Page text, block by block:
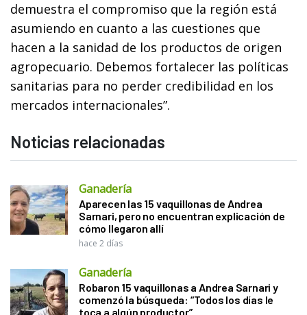
demuestra el compromiso que la región está
asumiendo en cuanto a las cuestiones que
hacen a la sanidad de los productos de origen
agropecuario. Debemos fortalecer las políticas
sanitarias para no perder credibilidad en los
mercados internacionales”.
Noticias relacionadas
Ganadería
Aparecen las 15 vaquillonas de Andrea
Sarnari, pero no encuentran explicación de
cómo llegaron allí
hace 2 días
Ganadería
Robaron 15 vaquillonas a Andrea Sarnari y
comenzó la búsqueda: “Todos los días le
toca a algún productor”